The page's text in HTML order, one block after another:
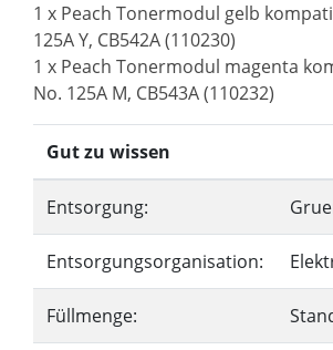
1 x Peach Tonermodul gelb
125A Y, CB542A (110230)
1 x Peach Tonermodul magenta
No. 125A M, CB543A (110232)
Gut zu wissen
Entsorgung:
Entsorgungsorganisation:
Füllmenge: